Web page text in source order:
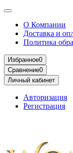
О Компании
Доставка и
Политика
Избранное0
Сравнение0
Личный кабинет
Авторизация
Регистрация